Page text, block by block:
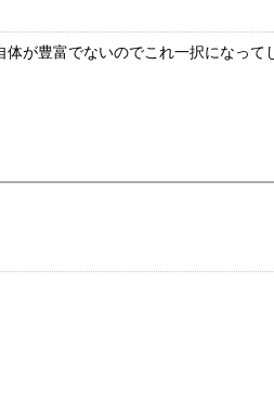
が豊富でないのでこれ一択になって